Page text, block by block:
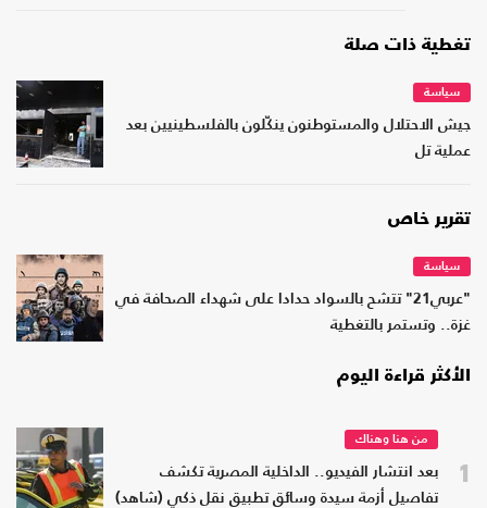
تغطية ذات صلة
سياسة
جيش الاحتلال والمستوطنون ينكّلون بالفلسطينيين بعد
عملية تل
تقرير خاص
سياسة
"عربي21" تتشح بالسواد حدادا على شهداء الصحافة في
غزة.. وتستمر بالتغطية
الأكثر قراءة اليوم
1
من هنا وهناك
بعد انتشار الفيديو.. الداخلية المصرية تكشف
تفاصيل أزمة سيدة وسائق تطبيق نقل ذكي (شاهد)